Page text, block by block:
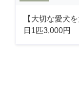
【大切な愛犬
日1匹3,000円